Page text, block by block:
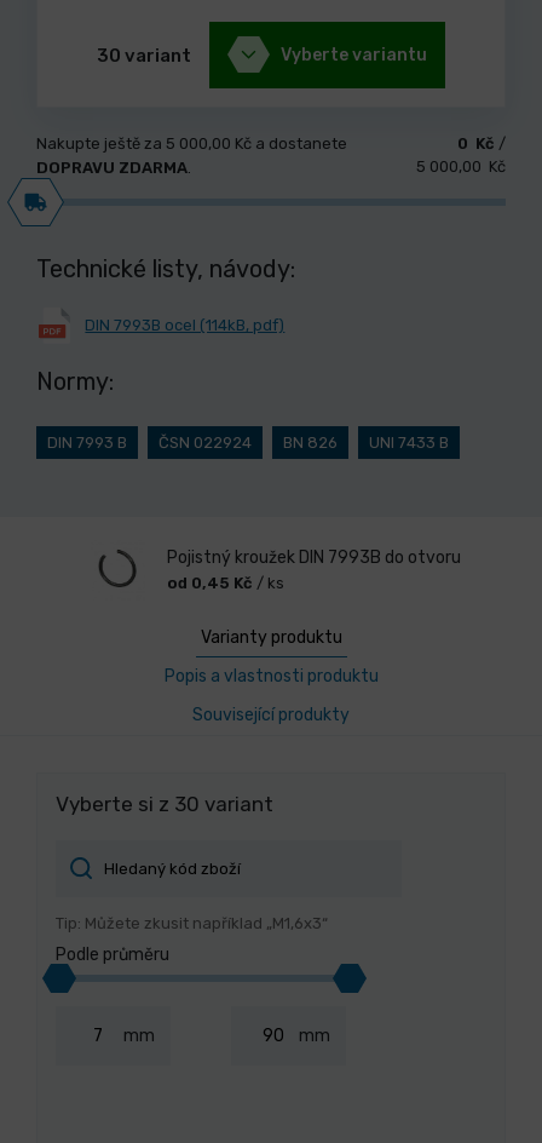
30 variant Vyberte variantu
Nakupte ještě za 5 000,00 Kč a dostanete
DOPRAVU ZDARMA.
0 Kč /
5 000,00 Kč
Technické listy, návody:
DIN 7993B ocel (114kB, pdf)
Normy:
DIN 7993 B ČSN 022924 BN 826 UNI 7433 B
Pojistný kroužek DIN 7993B do otvoru
od 0,45 Kč / ks
Varianty produktu
Popis a vlastnosti produktu
Související produkty
Vyberte si z 30 variant
Tip: Můžete zkusit například „M1,6x3“
Podle průměru
mm mm